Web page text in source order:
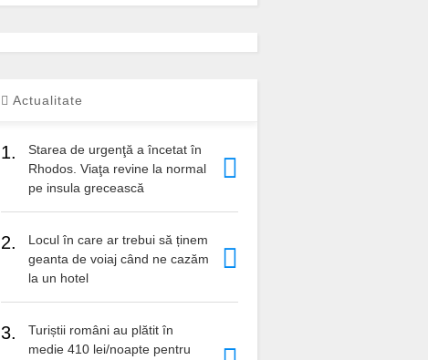
Actualitate
1.
Starea de urgenţă a încetat în
Rhodos. Viaţa revine la normal
pe insula grecească
2.
Locul în care ar trebui să ținem
geanta de voiaj când ne cazăm
la un hotel
3.
Turiștii români au plătit în
medie 410 lei/noapte pentru